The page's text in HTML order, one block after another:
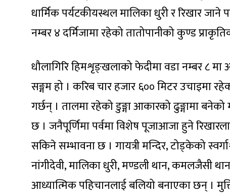
धार्मिक पर्यटकीयस्थल मालिका धुरी र रिखार
नम्बर ४ दर्मिजामा रहेको तातोपानीको कुण्ड
धौलागिरि हिमशृङ्खलाको फेदीमा वडा नम्बर ८ मा
सङ्गम हो । करिब चार हजार ६०० मिटर उचाइमा
गर्छन् । तालमा रहेको डुङ्गा आकारको ढुङ्गामा
छ । जनैपूर्णिमा पर्वमा विशेष पूजाआजा हुने
सकिने सम्भावना छ । गायत्री मन्दिर, टोड्केको
नांगीदेवी, मालिका धुरी, मण्डली थान, कमलजैसी
आध्यात्मिक पहिचानलाई बलियो बनाएका छन् ।